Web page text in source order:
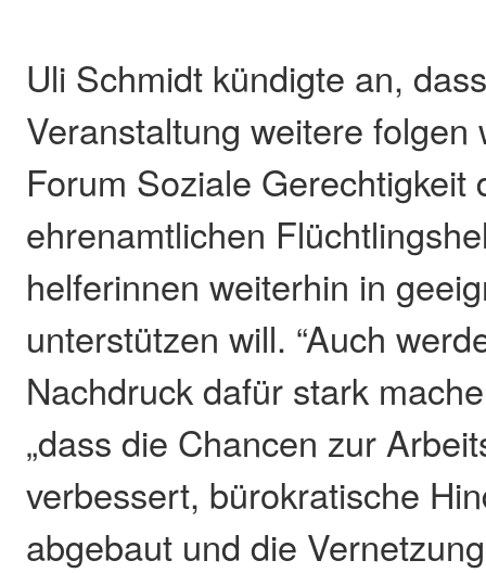
Uli Schmidt kündigte an,
Veranstaltung weitere folgen
Forum Soziale Gerechtigkeit
ehrenamtlichen
helferinnen weiterhin in
unterstützen will. “Auch
Nachdruck dafür stark
„dass die Chancen zur
verbessert, bürokratische
abgebaut und die